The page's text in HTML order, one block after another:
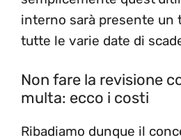
interno sarà presente un
tutte le varie date di
Non fare la revisione
multa: ecco i costi
Ribadiamo dunque il